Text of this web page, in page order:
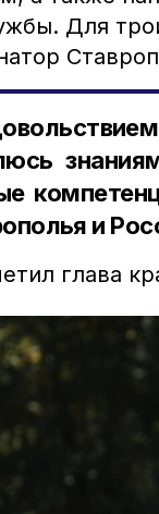
Для
и
глава